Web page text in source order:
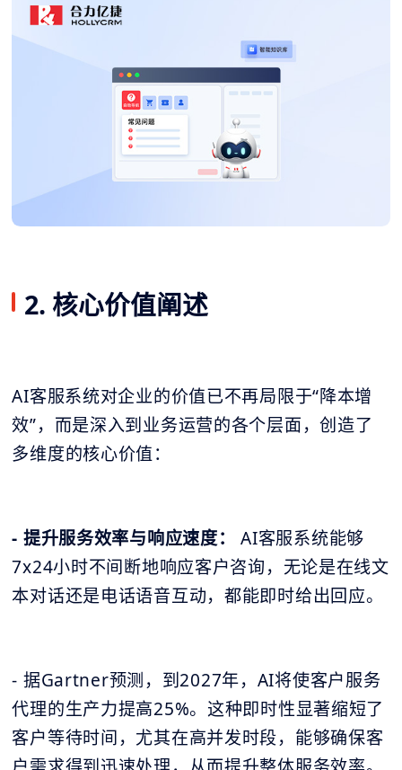
2. 核心价值阐述
AI客服系统对企业的价值已不再局限于“降本增
效”，而是深入到业务运营的各个层面，创造了
多维度的核心价值：
- 提升服务效率与响应速度：AI客服系统能够
7x24小时不间断地响应客户咨询，无论是在线文
本对话还是电话语音互动，都能即时给出回应。
- 据Gartner预测，到2027年，AI将使客户服务
代理的生产力提高25%。这种即时性显著缩短了
客户等待时间，尤其在高并发时段，能够确保客